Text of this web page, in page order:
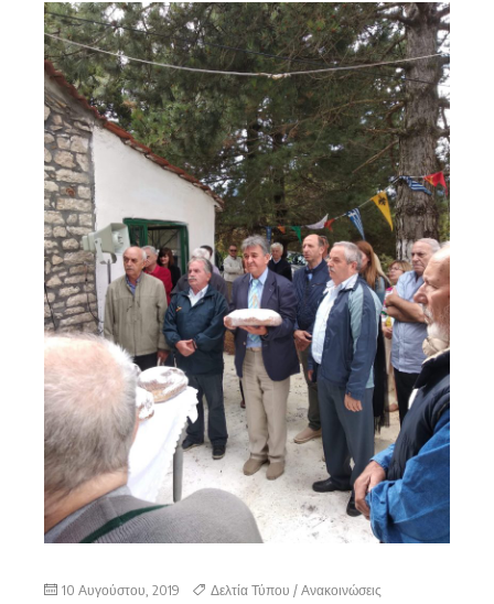
10 Αυγούστου, 2019
Δελτία Τύπου / Ανακοινώσεις